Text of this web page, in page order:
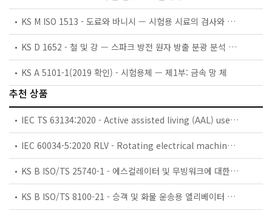
KS M ISO 1513 - 도료와 바니시 — 시험용 시료의 검사와 제조 방법
KS D 1652 - 철 및 강 — 스파크 방전 원자 방출 분광 분석 방법
KS A 5101-1(2019 확인) - 시험용체 — 제1부: 금속 망 체
추천 상품
IEC TS 63134:2020 - Active assisted living (AAL) use cases
IEC 60034-5:2020 RLV - Rotating electrical machines - Part 5: Degrees of protection provided by the integral design of rotating electrical machines (IP code) - Classification
KS B ISO/TS 25740-1 - 에스컬레이터 및 무빙워크에 대한 안전요건 — 제1부: 세계공통 필수 안전요건(GESRs)
KS B ISO/TS 8100-21 - 승객 및 화물 운송용 엘리베이터 —제21부: 세계공통 필수안전요건(GESRs)을 충족하는 세계공통 안전 파라미터(GSPs)